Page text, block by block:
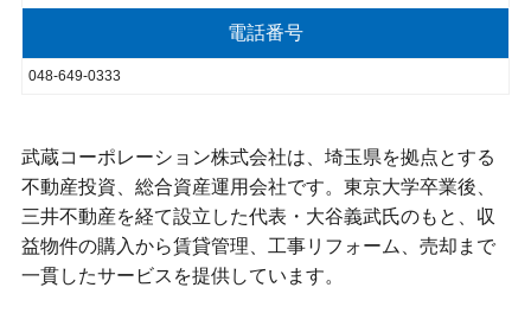
電話番号
048-649-0333
武蔵コーポレーション株式会社は、埼玉県を拠点とする
不動産投資、総合資産運用会社です。東京大学卒業後、
三井不動産を経て設立した代表・大谷義武氏のもと、収
益物件の購入から賃貸管理、工事リフォーム、売却まで
一貫したサービスを提供しています。